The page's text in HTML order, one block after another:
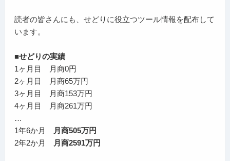
読者の皆さんにも、せどりに役立つツール情報を配布して
います。
■せどりの実績
1ヶ月目 月商0円
2ヶ月目 月商65万円
3ヶ月目 月商153万円
4ヶ月目 月商261万円
…
1年6か月
月商505万円
2年2か月
月商2591万円